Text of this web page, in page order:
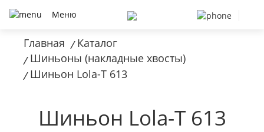
Меню
Главная / Каталог
/ Шиньоны (накладные хвосты)
/ Шиньон Lola-T 613
Шиньон Lola-T 613